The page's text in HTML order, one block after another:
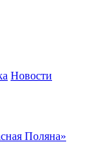
Новости
Поляна»